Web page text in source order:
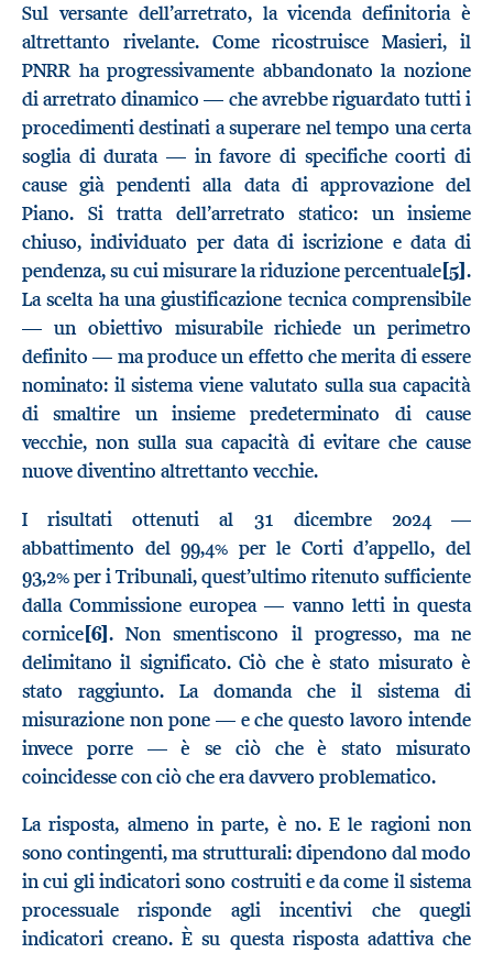
Sul versante dell’arretrato, la vicenda definitoria è
altrettanto rivelante. Come ricostruisce Masieri, il
PNRR ha progressivamente abbandonato la nozione
di arretrato dinamico — che avrebbe riguardato tutti i
procedimenti destinati a superare nel tempo una certa
soglia di durata — in favore di specifiche coorti di
cause già pendenti alla data di approvazione del
Piano. Si tratta dell’arretrato statico: un insieme
chiuso, individuato per data di iscrizione e data di
pendenza, su cui misurare la riduzione percentuale[5].
La scelta ha una giustificazione tecnica comprensibile
— un obiettivo misurabile richiede un perimetro
definito — ma produce un effetto che merita di essere
nominato: il sistema viene valutato sulla sua capacità
di smaltire un insieme predeterminato di cause
vecchie, non sulla sua capacità di evitare che cause
nuove diventino altrettanto vecchie.
I risultati ottenuti al 31 dicembre 2024 —
abbattimento del 99,4% per le Corti d’appello, del
93,2% per i Tribunali, quest’ultimo ritenuto sufficiente
dalla Commissione europea — vanno letti in questa
cornice[6]. Non smentiscono il progresso, ma ne
delimitano il significato. Ciò che è stato misurato è
stato raggiunto. La domanda che il sistema di
misurazione non pone — e che questo lavoro intende
invece porre — è se ciò che è stato misurato
coincidesse con ciò che era davvero problematico.
La risposta, almeno in parte, è no. E le ragioni non
sono contingenti, ma strutturali: dipendono dal modo
in cui gli indicatori sono costruiti e da come il sistema
processuale risponde agli incentivi che quegli
indicatori creano. È su questa risposta adattiva che